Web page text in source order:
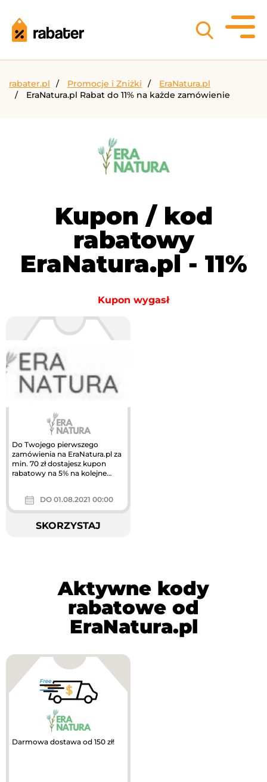
rabater.pl Promocje i Zniżki
EraNatura.pl
EraNatura.pl Rabat do 11% na każde zamówienie
Kupon / kod
rabatowy
EraNatura.pl - 11%
Kupon wygasł
Do Twojego pierwszego
zamówienia na EraNatura.pl za
min. 70 zł dostajesz kupon
rabatowy na 5% na kolejne
DO 01.08.2021 00:00
SKORZYSTAJ
Aktywne kody
rabatowe od
EraNatura.pl
Darmowa dostawa od 150 zł!